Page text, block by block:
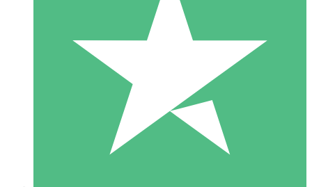
Individuelle Credit-Pakete
Zahlen Sie nach Bedarf mit Download-Credits. Keine
monatliche Verpflichtung erforderlich.
10 00